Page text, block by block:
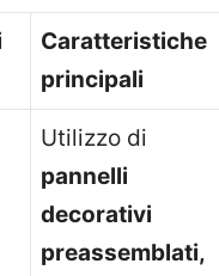
Caratteristiche
principali
Utilizzo di
pannelli
decorativi
preassemblati,